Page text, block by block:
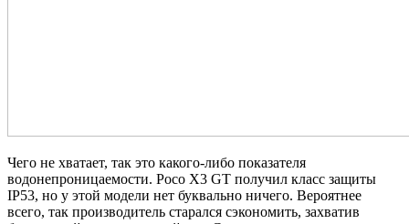
Чего не хватает, так это какого-либо показателя
водонепроницаемости. Poco X3 GT получил класс защиты
IP53, но у этой модели нет буквально ничего. Вероятнее
всего, так производитель старался сэкономить, захватив